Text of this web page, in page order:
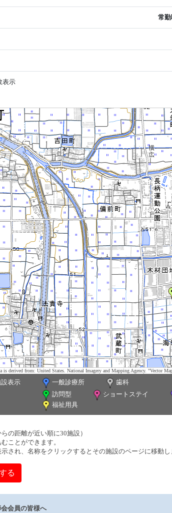
常
表示
is derived from: United States. National Imagery and Mapping Agency. "Vector
表示 一般診療所 歯科
訪問型
ショートステイ
福祉用具
の距離が近い順に30施設）
ことができます。
され、名称をクリックするとその施設のページに移動し
る
会会員の皆様へ